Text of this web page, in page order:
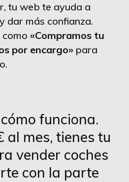
tu web te ayuda a
dar más confianza.
«Compramos tu
por encargo» para
funciona.
al mes, tienes tu
vender coches
con la parte